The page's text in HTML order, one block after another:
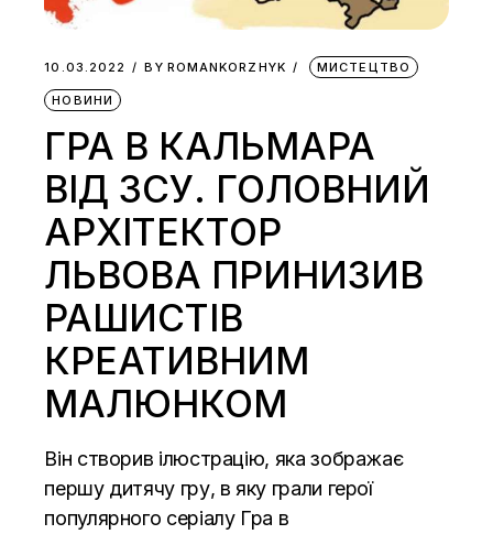
10.03.2022 BY ROMANKORZHYK МИСТЕЦТВО
НОВИНИ
ГРА В КАЛЬМАРА
ВІД ЗСУ. ГОЛОВНИЙ
АРХІТЕКТОР
ЛЬВОВА ПРИНИЗИВ
РАШИСТІВ
КРЕАТИВНИМ
МАЛЮНКОМ
Він створив ілюстрацію, яка зображає
першу дитячу гру, в яку грали герої
популярного серіалу Гра в